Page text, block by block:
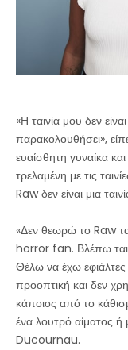
«Η ταινία μου δεν
παρακολουθήσει»,
ευαίσθητη γυναίκα
τρελαμένη με τις
Raw δεν είναι μια
«Δεν θεωρώ το Raw
horror fan. Βλέπω
Θέλω να έχω
προοπτική και δεν
κάποιος από το
ένα λουτρό αίματος
Ducournau.